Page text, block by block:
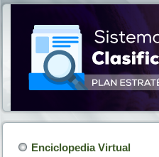
Enciclopedia Virtual